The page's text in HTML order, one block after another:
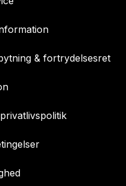
& fortrydelsesret